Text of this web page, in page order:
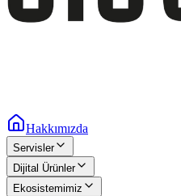
Hakkımızda
Servisler
Dijital Ürünler
Ekosistemimiz